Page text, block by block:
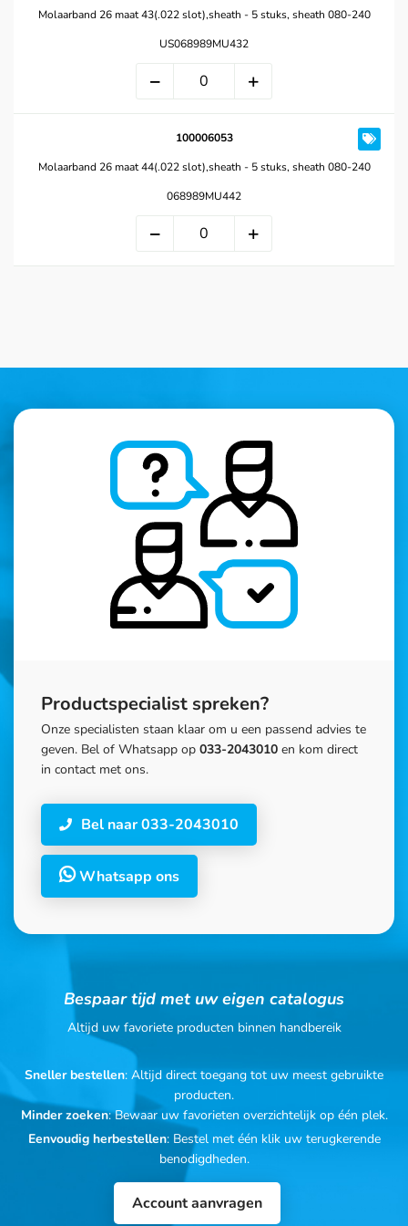
Molaarband 26 maat 43(.022 slot),sheath - 5 stuks, sheath 080-240
US068989MU432
100006053
Molaarband 26 maat 44(.022 slot),sheath - 5 stuks, sheath 080-240
068989MU442
Productspecialist spreken?
Onze specialisten staan klaar om u een passend advies te
geven. Bel of Whatsapp op 033-2043010 en kom direct
in contact met ons.
Bel naar 033-2043010
Whatsapp ons
Bespaar tijd met uw eigen catalogus
Altijd uw favoriete producten binnen handbereik
Sneller bestellen: Altijd direct toegang tot uw meest gebruikte
producten.
Minder zoeken: Bewaar uw favorieten overzichtelijk op één plek.
Eenvoudig herbestellen: Bestel met één klik uw terugkerende
benodigdheden.
Account aanvragen